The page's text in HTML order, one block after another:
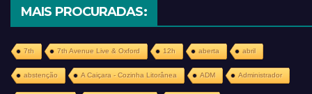
MAIS PROCURADAS:
7th 7th Avenue Live & Oxford 12h aberta abril
abstenção A Caiçara - Cozinha Litorânea ADM Administrador